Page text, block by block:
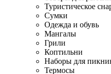
Туристическое
Сумки
Одежда и обувь
Мангалы
Грили
Коптильни
Наборы для
Термосы